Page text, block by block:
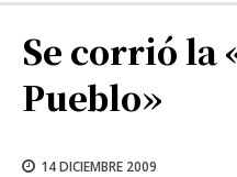
Se corrió la
Pueblo»
14 DICIEMBRE 2009